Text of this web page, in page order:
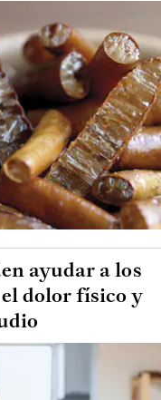
ayudar a los
dolor físico y